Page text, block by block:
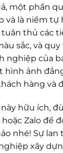
một phần
và là niềm tự
thủ các
sắc, và
nghiệp của
ảnh
hàng và
hữu ích,
Zalo để
nhé! Sự lan
xây